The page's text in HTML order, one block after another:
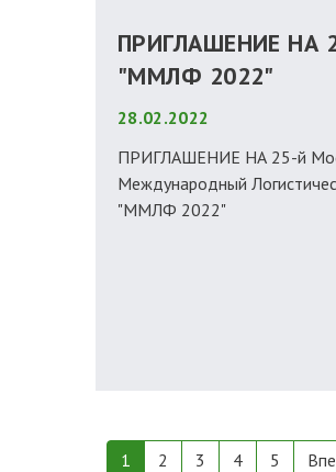
ПРИГЛАШЕНИЕ НА
"ММЛФ 2022"
28.02.2022
ПРИГЛАШЕНИЕ НА 25-й
Международный
"ММЛФ 2022"
1 2 3 4 5